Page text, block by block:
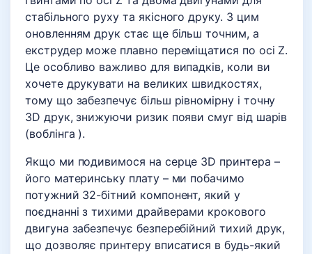
стабільного руху та якісного друку. З цим
оновленням друк стає ще більш точним, а
екструдер може плавно переміщатися по осі Z.
Це особливо важливо для випадків, коли ви
хочете друкувати на великих швидкостях,
тому що забезпечує більш рівномірну і точну
3D друк, знижуючи ризик появи смуг від шарів
(воблінга ).
Якщо ми подивимося на серце 3D принтера –
його материнську плату – ми побачимо
потужний 32-бітний компонент, який у
поєднанні з тихими драйверами крокового
двигуна забезпечує безперебійний тихий друк,
що дозволяє принтеру вписатися в будь-який